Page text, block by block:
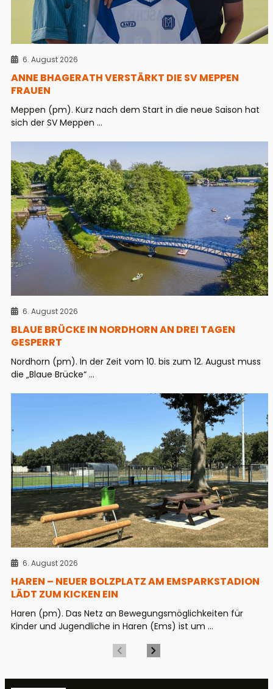
6. August 2026
ANNE BHAGERATH VERSTÄRKT DIE SV MEPPEN
FRAUEN
Meppen (pm). Kurz nach dem Start in die neue Saison hat
sich der SV Meppen ...
6. August 2026
BLAUE BRÜCKE IN NORDHORN AN DREI TAGEN
GESPERRT
Nordhorn (pm). In der Zeit vom 10. bis zum 12. August muss
die „Blaue Brücke“ ...
6. August 2026
HAREN – NEUER BOLZPLATZ AM EMSPARKSTADION
LÄDT ZUM KICKEN EIN
Haren (pm). Das Netz an Bewegungsmöglichkeiten für
Kinder und Jugendliche in Haren (Ems) ist um ...